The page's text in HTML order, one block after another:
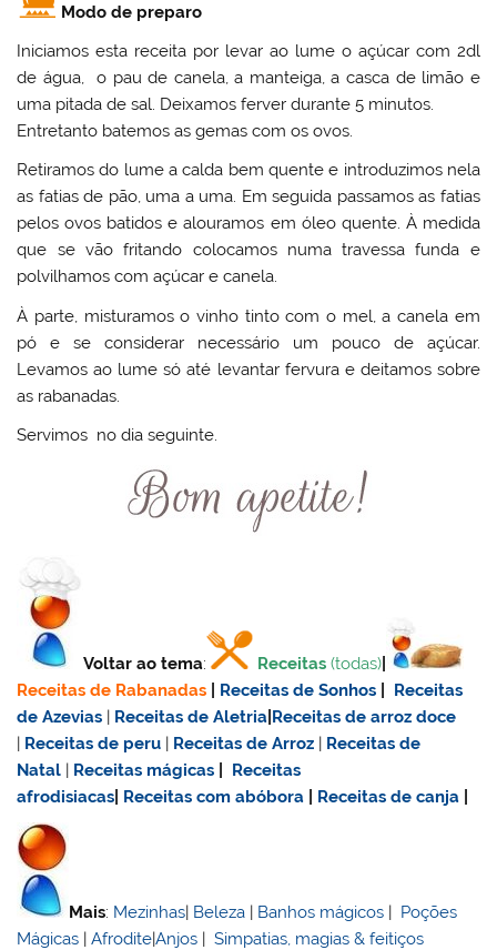
Modo de preparo
Iniciamos esta receita por levar ao lume o açúcar com 2dl
de água, o pau de canela, a manteiga, a casca de limão e
uma pitada de sal. Deixamos ferver durante 5 minutos.
Entretanto batemos as gemas com os ovos.
Retiramos do lume a calda bem quente e introduzimos nela
as fatias de pão, uma a uma. Em seguida passamos as fatias
pelos ovos batidos e alouramos em óleo quente. À medida
que se vão fritando colocamos numa travessa funda e
polvilhamos com açúcar e canela.
À parte, misturamos o vinho tinto com o mel, a canela em
pó e se considerar necessário um pouco de açúcar.
Levamos ao lume só até levantar fervura e deitamos sobre
as rabanadas.
Servimos no dia seguinte.
Voltar ao tema: Receitas (todas)
Receitas de Rabanadas
Receitas de Sonhos
Receitas
de Azevias | Receitas de Aletria Receitas dearroz doce
| Receitas de peru | Receitas de Arroz | Receitas de
Natal | Receitas mágicas
Receitas
afrodisiacas Receitas com abóbora Receitas de canja
Mais: Mezinhas| Beleza | Banhos mágicos | Poções
Mágicas |Afrodite|Anjos |Simpatias, magias & feitiços